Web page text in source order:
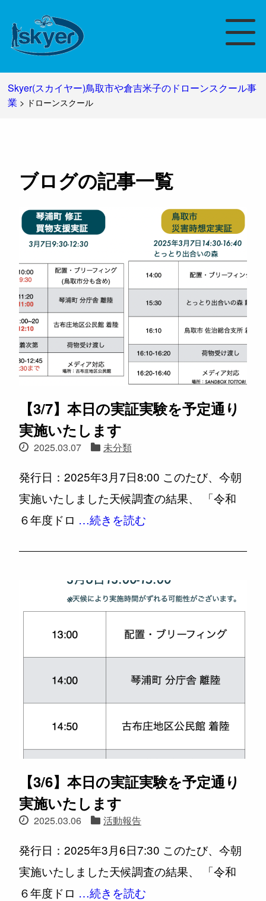
Skyer(スカイヤー)鳥取市や倉吉米子のドローンスクール事
業 > ドローンスクール
ブログの記事一覧
【3/7】本日の実証実験を予定通り
実施いたします
2025.03.07 未分類
発行日：2025年3月7日8:00 このたび、今朝
実施いたしました天候調査の結果、 「令和
６年度ドロ …続きを読む
【3/6】本日の実証実験を予定通り
実施いたします
2025.03.06 活動報告
発行日：2025年3月6日7:30 このたび、今朝
実施いたしました天候調査の結果、 「令和
６年度ドロ …続きを読む